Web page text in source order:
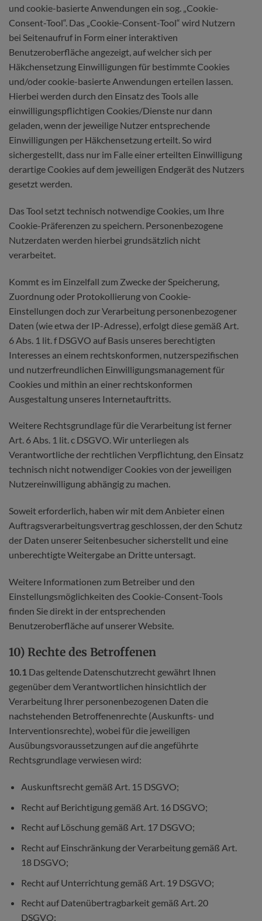
und cookie-basierte Anwendungen ein sog. „Cookie-
Consent-Tool“. Das „Cookie-Consent-Tool“ wird Nutzern
bei Seitenaufruf in Form einer interaktiven
Benutzeroberfläche angezeigt, auf welcher sich per
Häkchensetzung Einwilligungen für bestimmte Cookies
und/oder cookie-basierte Anwendungen erteilen lassen.
Hierbei werden durch den Einsatz des Tools alle
einwilligungspflichtigen Cookies/Dienste nur dann
geladen, wenn der jeweilige Nutzer entsprechende
Einwilligungen per Häkchensetzung erteilt. So wird
sichergestellt, dass nur im Falle einer erteilten Einwilligung
derartige Cookies auf dem jeweiligen Endgerät des Nutzers
gesetzt werden.
Das Tool setzt technisch notwendige Cookies, um Ihre
Cookie-Präferenzen zu speichern. Personenbezogene
Nutzerdaten werden hierbei grundsätzlich nicht
verarbeitet.
Kommt es im Einzelfall zum Zwecke der Speicherung,
Zuordnung oder Protokollierung von Cookie-
Einstellungen doch zur Verarbeitung personenbezogener
Daten (wie etwa der IP-Adresse), erfolgt diese gemäß Art.
6 Abs. 1 lit. f DSGVO auf Basis unseres berechtigten
Interesses an einem rechtskonformen, nutzerspezifischen
und nutzerfreundlichen Einwilligungsmanagement für
Cookies und mithin an einer rechtskonformen
Ausgestaltung unseres Internetauftritts.
Weitere Rechtsgrundlage für die Verarbeitung ist ferner
Art. 6 Abs. 1 lit. c DSGVO. Wir unterliegen als
Verantwortliche der rechtlichen Verpflichtung, den Einsatz
technisch nicht notwendiger Cookies von der jeweiligen
Nutzereinwilligung abhängig zu machen.
Soweit erforderlich, haben wir mit dem Anbieter einen
Auftragsverarbeitungsvertrag geschlossen, der den Schutz
der Daten unserer Seitenbesucher sicherstellt und eine
unberechtigte Weitergabe an Dritte untersagt.
Weitere Informationen zum Betreiber und den
Einstellungsmöglichkeiten des Cookie-Consent-Tools
finden Sie direkt in der entsprechenden
Benutzeroberfläche auf unserer Website.
10) Rechte des Betroffenen
10.1 Das geltende Datenschutzrecht gewährt Ihnen
gegenüber dem Verantwortlichen hinsichtlich der
Verarbeitung Ihrer personenbezogenen Daten die
nachstehenden Betroffenenrechte (Auskunfts- und
Interventionsrechte), wobei für die jeweiligen
Ausübungsvoraussetzungen auf die angeführte
Rechtsgrundlage verwiesen wird:
Auskunftsrecht gemäß Art. 15 DSGVO;
Recht auf Berichtigung gemäß Art. 16 DSGVO;
Recht auf Löschung gemäß Art. 17 DSGVO;
Recht auf Einschränkung der Verarbeitung gemäß Art.
18 DSGVO;
Recht auf Unterrichtung gemäß Art. 19 DSGVO;
Recht auf Datenübertragbarkeit gemäß Art. 20
DSGVO;